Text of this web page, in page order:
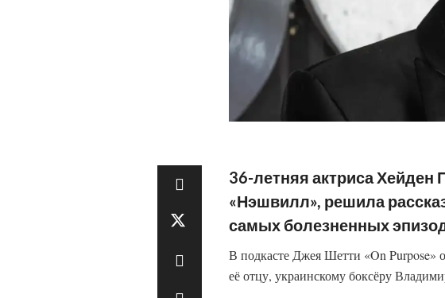
36-летняя актриса Хейден
«Нэшвилл», решила
самых болезненных
В подкасте Джея Шетти «On Purpose»
её отцу, украинскому боксёру